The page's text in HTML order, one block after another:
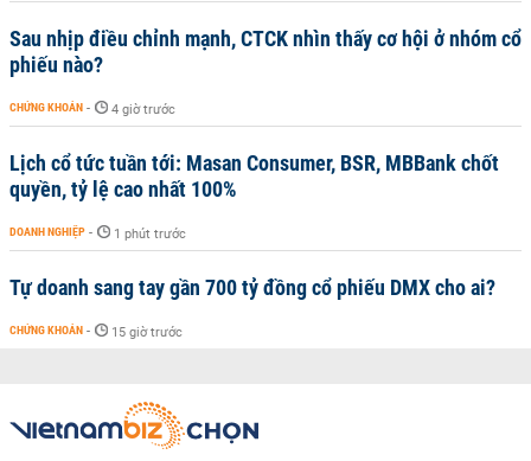
Sau nhịp điều chỉnh mạnh, CTCK nhìn thấy cơ hội ở nhóm cổ
phiếu nào?
CHỨNG KHOÁN - 4 giờ trước
Lịch cổ tức tuần tới: Masan Consumer, BSR, MBBank chốt
quyền, tỷ lệ cao nhất 100%
DOANH NGHIỆP - 1 phút trước
Tự doanh sang tay gần 700 tỷ đồng cổ phiếu DMX cho ai?
CHỨNG KHOÁN - 15 giờ trước